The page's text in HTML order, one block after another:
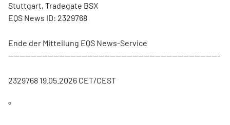
Stuttgart, Tradegate BSX
EQS News ID: 2329768
Ende der Mitteilung EQS News-Service
---------------------------------------------------------------------------
2329768 19.05.2026 CET/CEST
°